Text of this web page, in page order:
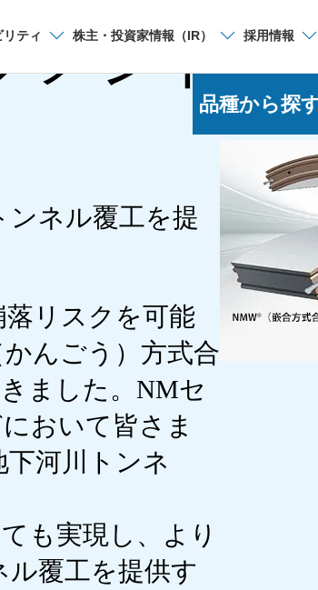
ティ 株主・投資家情報 （IR） 採用情報
メント
ネル覆工を提
リスクを可能
んごう）方式合
ました。NMセ
おいて皆さま
河川トンネ
も実現し、より
覆工を提供す
品種から探
一覧
プロセス
い合わせ
し込み